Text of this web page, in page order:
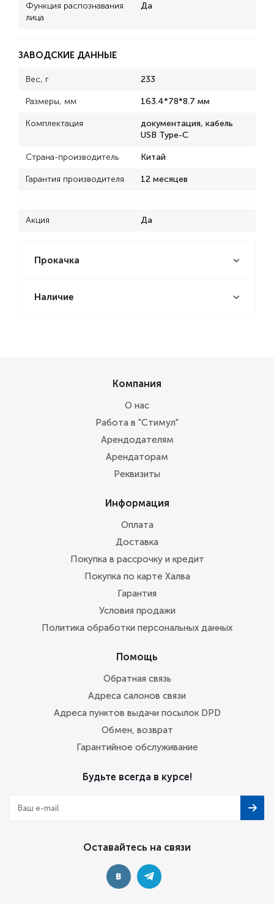
Функция распознавания
лица
Да
ЗАВОДСКИЕ ДАННЫЕ
Вес, г 233
Размеры, мм 163.4*78*8.7 мм
Комплектация
документация, кабель
USB Type-C
Страна-производитель Китай
Гарантия производителя 12 месяцев
Акция Да
Прокачка
Наличие
Компания
О нас
Работа в "Стимул"
Арендодателям
Арендаторам
Реквизиты
Информация
Оплата
Доставка
Покупка в рассрочку и кредит
Покупка по карте Халва
Гарантия
Условия продажи
Политика обработки персональных данных
Помощь
Обратная связь
Адреса салонов связи
Адреса пунктов выдачи посылок DPD
Обмен, возврат
Гарантийное обслуживание
Будьте всегда в курсе!
Оставайтесь на связи